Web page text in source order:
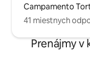
Campamento
41 miestnych
Prenájmy v